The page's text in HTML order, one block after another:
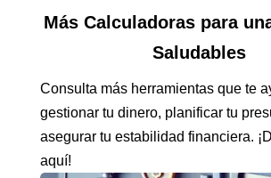
Más Calculadoras para
Saludables
Consulta más herramientas que te
gestionar tu dinero, planificar tu
asegurar tu estabilidad financiera.
aquí!